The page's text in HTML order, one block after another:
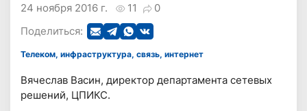
11 0
24 ноября 2016 г.
Поделиться:
Телеком, инфраструктура, связь, интернет
Вячеслав Васин, директор департамента сетевых
решений, ЦПИКС.